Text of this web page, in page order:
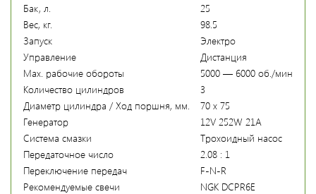
Бак, л.
25
Вес, кг.
98.5
Запуск
Электро
Управление
Дистанция
Мах. рабочие обороты
5000 — 6000 об./мин
Количество цилиндров
3
Диаметр цилиндра / Ход поршня, мм.
70 x 75
Генератор
12V 252W 21A
Система смазки
Трохоидный насос
Передаточное число
2.08 : 1
Переключение передач
F-N-R
Рекомендуемые свечи
NGK DCPR6E